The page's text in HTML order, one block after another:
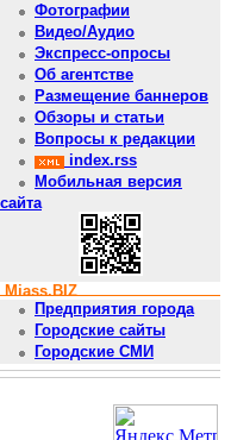
Фотографии
Видео/Аудио
Экспресс-опросы
Об агентстве
Размещение баннеров
Обзоры и статьи
Вопросы к редакции
index.rss
Мобильная версия
сайта
Miass.BIZ
Предприятия города
Городские сайты
Городские СМИ